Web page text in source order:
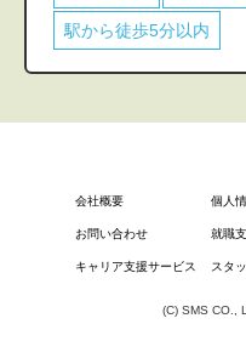
駅から徒歩5分以内
会社概要 個人
お問い合わせ 就職
キャリア支援サービス スタ
(C) SMS CO.,